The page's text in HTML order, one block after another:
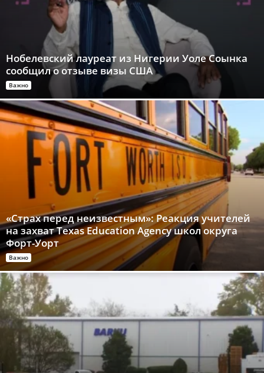
Нобелевский лауреат из Нигерии Уоле Соынка
сообщил о отзыве визы США
Важно
«Страх перед неизвестным»: Реакция учителей
на захват Texas Education Agency школ округа
Форт-Уорт
Важно